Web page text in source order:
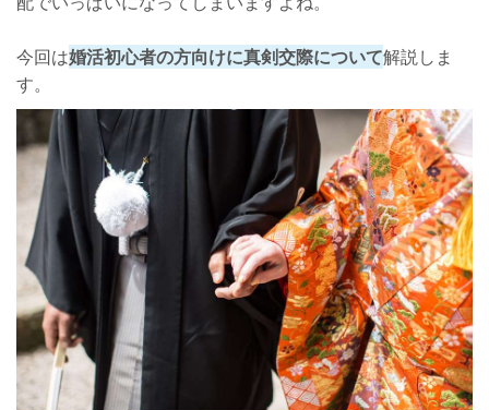
今回は婚活初心者の方向けに真剣交際について解説しま
す。